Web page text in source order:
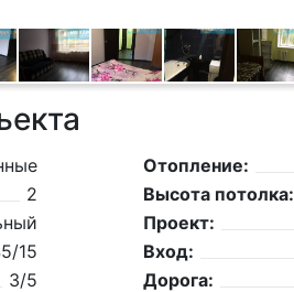
2
15
3/5
Отопление:
Высота потолка:
Проект:
Вход:
Дорога: